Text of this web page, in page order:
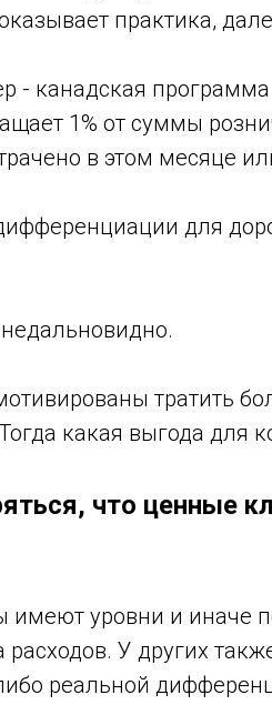
практика,
- канадская программа
1% от суммы
в этом месяце
для
тратить
какая выгода для
что ценные
уровни и иначе
У других
реальной